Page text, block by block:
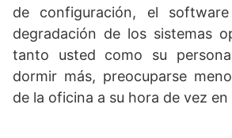
de configuración, el
degradación de los sistemas
tanto usted como su
dormir más, preocuparse
de la oficina a su hora de vez en